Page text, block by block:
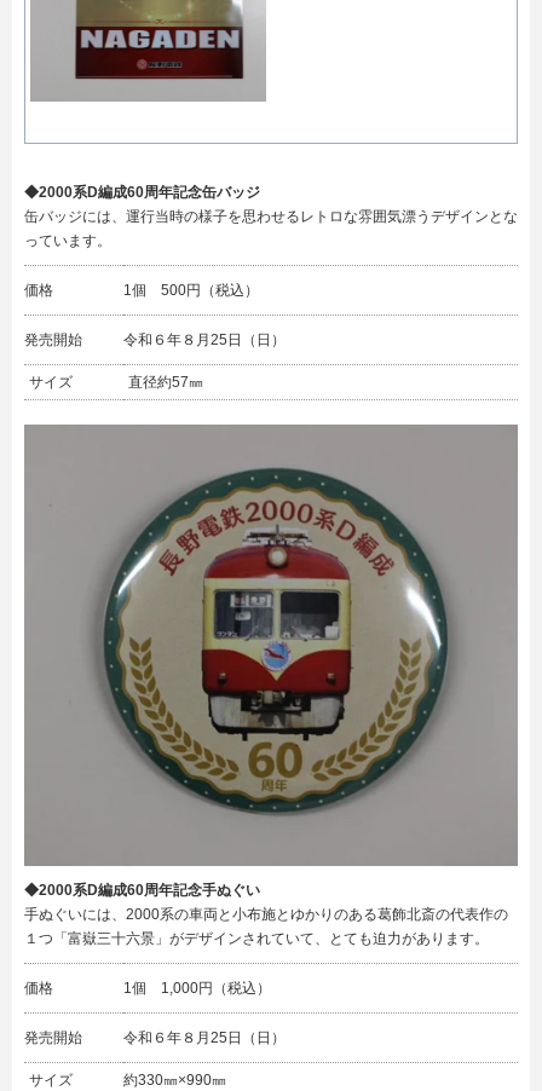
◆2000系D編成60周年記念缶バッジ
缶バッジには、運行当時の様子を思わせるレトロな雰囲気漂うデザインとな
っています。
価格 1個 500円（税込）
発売開始 令和６年８月25日（日）
サイズ 直径約57㎜
◆2000系D編成60周年記念手ぬぐい
手ぬぐいには、2000系の車両と小布施とゆかりのある葛飾北斎の代表作の
１つ「富嶽三十六景」がデザインされていて、とても迫力があります。
価格 1個 1,000円（税込）
発売開始 令和６年８月25日（日）
サイズ 約330㎜×990㎜